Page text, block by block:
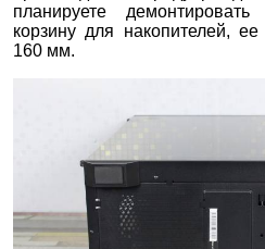
планируете
корзину для накопителей,
160 мм.